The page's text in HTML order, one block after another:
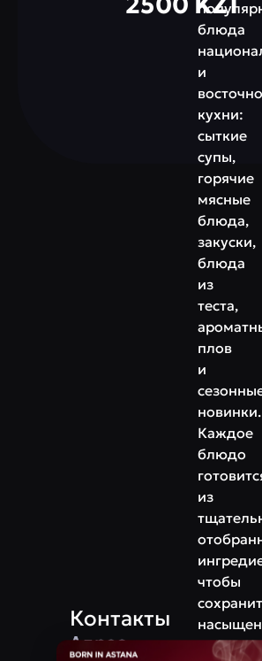
блюда
и
кухни:
сыткие
супы,
горячие
мясные
блюда,
закуски,
блюда
из
теста,
плов
и
новинки.
Каждое
блюдо
из
чтобы
вкус
Контакты
Адрес